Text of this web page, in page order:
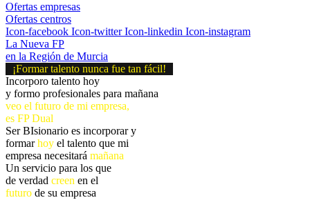
Ofertas empresas
Ofertas centros
Icon-facebook Icon-twitter Icon-linkedin Icon-instagram
La Nueva FP
en la Región de Murcia
¡Formar talento nunca fue tan fácil!
Incorporo talento hoy
y formo profesionales para mañana
veo el futuro de mi empresa,
es FP Dual
Ser BIsionario es incorporar y
formarhoy el talento que mi
empresa necesitará mañana
Un servicio para los que
de verdad creen en el
futuro de su empresa